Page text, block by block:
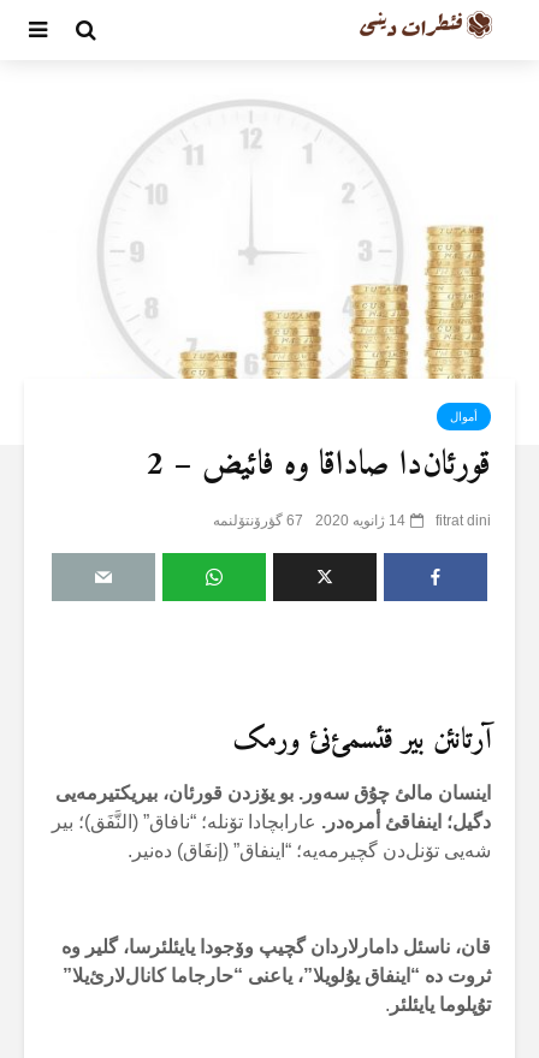
أموال
قورئان‌دا صاداقا وە فائیض – 2
fitrat dini 14 ژانویه 2020 67 گؤرۆنتۆلنمە
آرتانئن بیر قئسمئ‌نئ ورمک
اینسان مالئ چۇق سەور. بو یۆزدن قورئان، بیریکتیرمەیی
دگیل؛ اینفاقئ أمرەدر. عارابچادا تۆنلە؛ “نافاق” (النَّفَق)؛ بیر
شەیی تۆنل‌دن گچیرمەیە؛ “اینفاق” (إنفَاق) دەنیر.
قان، ناسئل دامارلاردان گچیپ وۆجودا یایئلئرسا، گلیر وە
ثروت دە “اینفاق یۇلویلا”، یاعنی “حارجاما کانال‌لارئ‌یلا”
توُپلوما یایئلئر .